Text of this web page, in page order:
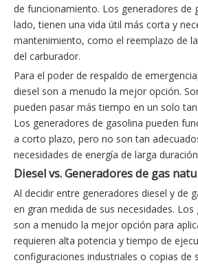
de funcionamiento. Los generadores de
lado, tienen una vida útil más corta y
mantenimiento, como el reemplazo de
del carburador.
Para el poder de respaldo de
diesel son a menudo la mejor opción.
pueden pasar más tiempo en un solo
Los generadores de gasolina pueden
a corto plazo, pero no son tan
necesidades de energía de larga
Diesel vs. Generadores de gas
Al decidir entre generadores diesel y de
en gran medida de sus necesidades. Los
son a menudo la mejor opción para
requieren alta potencia y tiempo de
configuraciones industriales o copias de